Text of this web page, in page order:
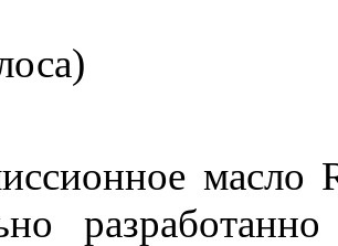
масло
разработанно